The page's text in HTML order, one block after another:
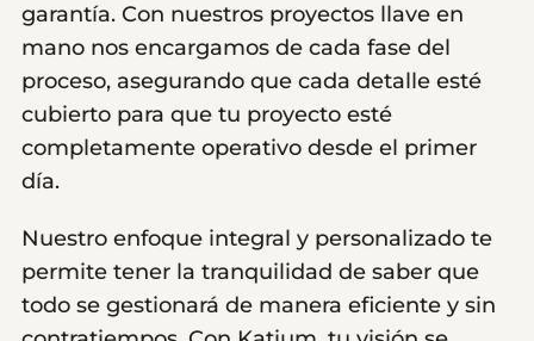
garantía. Con nuestros proyectos llave en
mano nos encargamos de cada fase del
proceso, asegurando que cada detalle esté
cubierto para que tu proyecto esté
completamente operativo desde el primer
día.
Nuestro enfoque integral y personalizado te
permite tener la tranquilidad de saber que
todo se gestionará de manera eficiente y sin